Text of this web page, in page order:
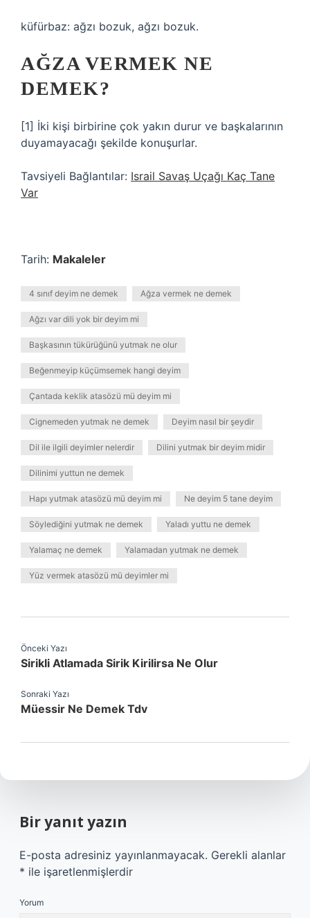
küfürbaz: ağzı bozuk, ağzı bozuk.
AĞZA VERMEK NE
DEMEK?
[1] İki kişi birbirine çok yakın durur ve başkalarının
duyamayacağı şekilde konuşurlar.
Tavsiyeli Bağlantılar: Israil Savaş Uçağı Kaç Tane
Var
Tarih: Makaleler
4 sınıf deyim ne demek Ağza vermek ne demek
Ağzı var dili yok bir deyim mi
Başkasının tükürüğünü yutmak ne olur
Beğenmeyip küçümsemek hangi deyim
Çantada keklik atasözü mü deyim mi
Cignemeden yutmak ne demek Deyim nasıl bir şeydir
Dil ile ilgili deyimler nelerdir Dilini yutmak bir deyim midir
Dilinimi yuttun ne demek
Hapı yutmak atasözü mü deyim mi Ne deyim 5 tane deyim
Söylediğini yutmak ne demek Yaladı yuttu ne demek
Yalamaç ne demek Yalamadan yutmak ne demek
Yüz vermek atasözü mü deyimler mi
Önceki Yazı
Sirikli Atlamada Sirik Kirilirsa Ne Olur
Sonraki Yazı
Müessir Ne Demek Tdv
Bir yanıt yazın
E-posta adresiniz yayınlanmayacak. Gerekli alanlar
* ile işaretlenmişlerdir
Yorum